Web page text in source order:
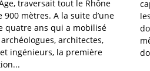
traversait tout le Rhône
900 mètres. A la suite d’une
quatre ans qui a mobilisé
architectes,
ingénieurs, la première